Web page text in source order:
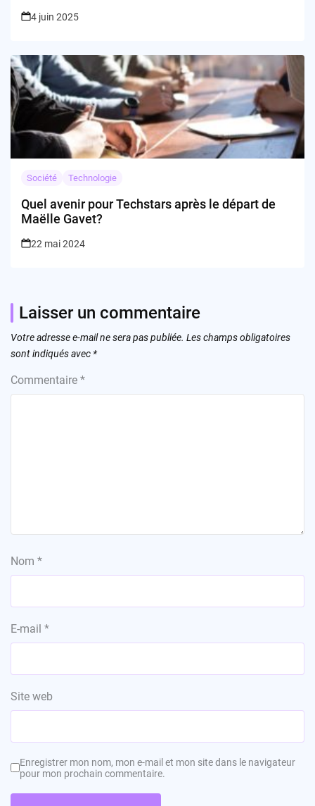
4 juin 2025
Société Technologie
Quel avenir pour Techstars après le départ de
Maëlle Gavet?
22 mai 2024
Laisser un commentaire
Votre adresse e-mail ne sera pas publiée. Les champs obligatoires
sont indiqués avec *
Commentaire *
Nom *
E-mail *
Site web
Enregistrer mon nom, mon e-mail et mon site dans le navigateur
pour mon prochain commentaire.